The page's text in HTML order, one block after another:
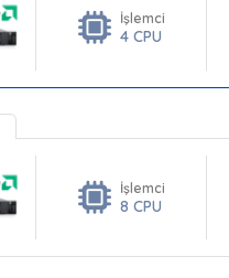
İşlemci
4 CPU
İşlemci
8 CPU